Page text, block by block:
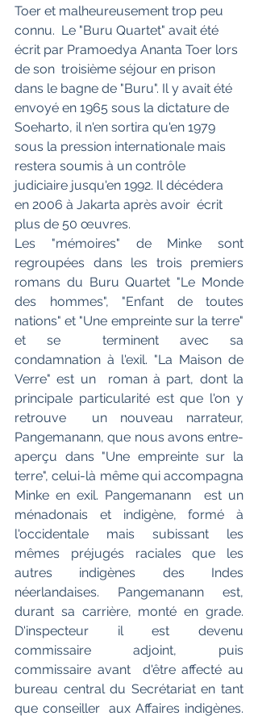
Toer et malheureusement trop peu
connu.  Le "Buru Quartet" avait été
écrit par Pramoedya Ananta Toer lors
de son  troisième séjour en prison
dans le bagne de "Buru". Il y avait été
envoyé en 1965 sous la dictature de
Soeharto, il n'en sortira qu'en 1979
sous la pression internationale mais
restera soumis à un contrôle
judiciaire jusqu'en 1992. Il décédera
en 2006 à Jakarta après avoir  écrit
plus de 50 œuvres.
Les "mémoires" de Minke sont
regroupées dans les trois premiers
romans du Buru Quartet "Le Monde
des hommes", "Enfant de toutes
nations" et "Une empreinte sur la terre"
et se  terminent avec sa
condamnation à l'exil. "La Maison de
Verre" est un  roman à part, dont la
principale particularité est que l'on y
retrouve  un nouveau narrateur,
Pangemanann, que nous avons entre-
aperçu dans "Une empreinte sur la
terre", celui-là même qui accompagna
Minke en exil. Pangemanann  est un
ménadonais et indigène, formé à
l'occidentale mais subissant les
mêmes préjugés raciales que les
autres indigènes des Indes
néerlandaises. Pangemanann est,
durant sa carrière, monté en grade.
D'inspecteur il est devenu
commissaire adjoint, puis
commissaire avant  d'être affecté au
bureau central du Secrétariat en tant
que conseiller  aux Affaires indigènes.